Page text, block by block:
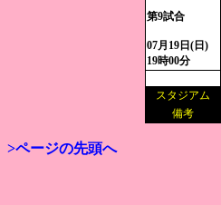
第9試合
07月19日(日)
19時00分
スタジアム
備考
>ページの先頭へ